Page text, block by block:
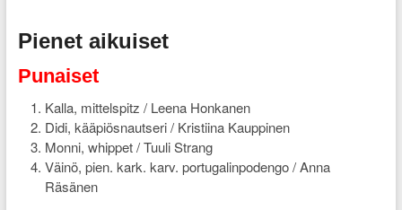
Pienet aikuiset
Punaiset
Kalla, mittelspitz / Leena Honkanen
Didi, kääpiösnautseri / Kristiina Kauppinen
Monni, whippet / Tuuli Strang
Väinö, pien. kark. karv. portugalinpodengo / Anna
Räsänen